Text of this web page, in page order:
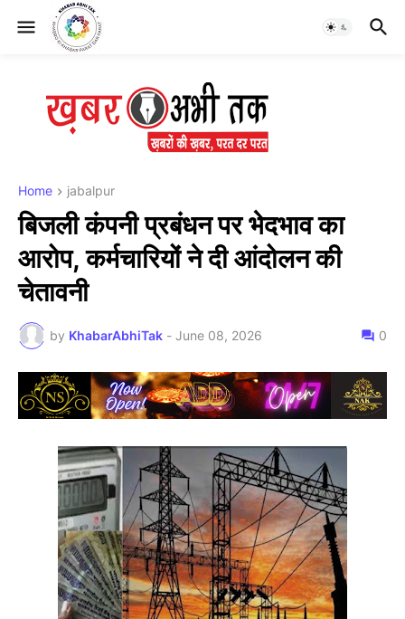
Home jabalpur
बिजली कंपनी प्रबंधन पर भेदभाव का
आरोप, कर्मचारियों ने दी आंदोलन की
चेतावनी
by KhabarAbhiTak - June 08, 2026 0